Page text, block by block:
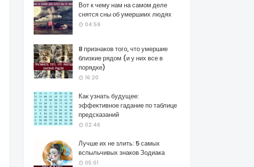
Вот к чему нам на самом деле
снятся сны об умершиих людях
04:59
8 признаков того, что умершие
близкие рядом (и у них все в
порядке)
16:20
Как узнать будущее:
эффективное гадание по таблице
предсказаний
02:46
Лучше их не злить: 5 самых
вспыльчивых знаков Зодиака
05:01